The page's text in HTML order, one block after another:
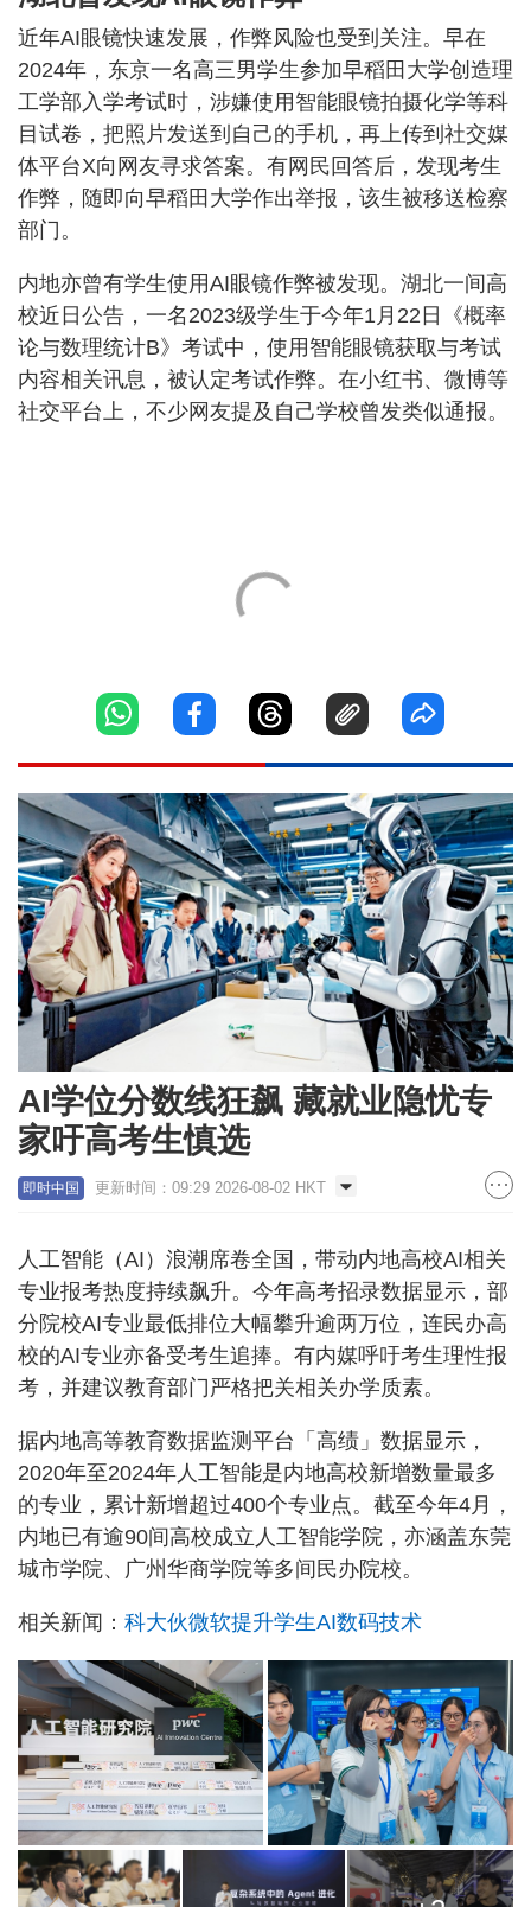
近年AI眼镜快速发展，作弊风险也受到关注。早在
2024年，东京一名高三男学生参加早稻田大学创造理
工学部入学考试时，涉嫌使用智能眼镜拍摄化学等科
目试卷，把照片发送到自己的手机，再上传到社交媒
体平台X向网友寻求答案。有网民回答后，发现考生
作弊，随即向早稻田大学作出举报，该生被移送检察
部门。
内地亦曾有学生使用AI眼镜作弊被发现。湖北一间高
校近日公告，一名2023级学生于今年1月22日《概率
论与数理统计B》考试中，使用智能眼镜获取与考试
内容相关讯息，被认定考试作弊。在小红书、微博等
社交平台上，不少网友提及自己学校曾发类似通报。
AI学位分数线狂飙 藏就业隐忧专
家吁高考生慎选
即时中国 更新时间：09:29 2026-08-02 HKT
人工智能（AI）浪潮席卷全国，带动内地高校AI相关
专业报考热度持续飙升。今年高考招录数据显示，部
分院校AI专业最低排位大幅攀升逾两万位，连民办高
校的AI专业亦备受考生追捧。有内媒呼吁考生理性报
考，并建议教育部门严格把关相关办学质素。
据内地高等教育数据监测平台「高绩」数据显示，
2020年至2024年人工智能是内地高校新增数量最多
的专业，累计新增超过400个专业点。截至今年4月，
内地已有逾90间高校成立人工智能学院，亦涵盖东莞
城市学院、广州华商学院等多间民办院校。
相关新闻： 科大伙微软提升学生AI数码技术